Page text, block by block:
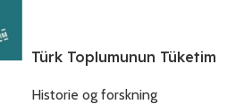
Türk Toplumunun Tüketim
Historie og forskning